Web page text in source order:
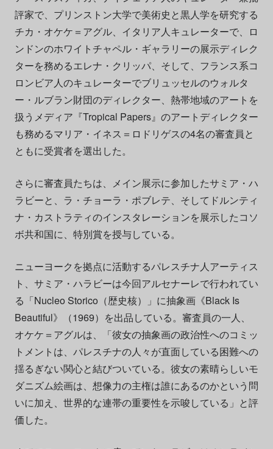
評家で、プリンストン大学で美術史と黒人学を研究する
チカ・オケケ＝アグル、イタリア人キュレーターで、ロ
ンドンのホワイトチャペル・ギャラリーの展示ディレク
ターを務めるエレナ・クリッパ、そして、フランス系コ
ロンビア人のキュレーターでブリュッセルのウォルタ
ー・ルブラン財団のディレクター、熱帯地域のアートを
扱うメディア『Tropical Papers』のアートディレクター
も務めるマリア・イネス＝ロドリゲスの4名の審査員と
ともに受賞者を選出した。
さらに審査員たちは、メイン展示に参加したサミア・ハ
ラビーと、ラ・チョーラ・ポブレテ、そしてドルンティ
ナ・カストラティのインスタレーションを展示したコソ
ボ共和国に、特別賞を授与している。
ニューヨークを拠点に活動するパレスチナ人アーティス
ト、サミア・ハラビーは今回アルセナーレで行われてい
る「Nucleo Storico（歴史核）」に抽象画《Black Is
Beautiful》（1969）を出品している。審査員の一人、
オケケ＝アグルは、「彼女の抽象画の政治性へのコミッ
トメントは、パレスチナの人々が直面している困難への
揺るぎない関心と結びついている。彼女の素晴らしいモ
ダニズム絵画は、想像力の主権は誰にあるのかという問
いに加え、世界的な連帯の重要性を示唆している」と評
価した。